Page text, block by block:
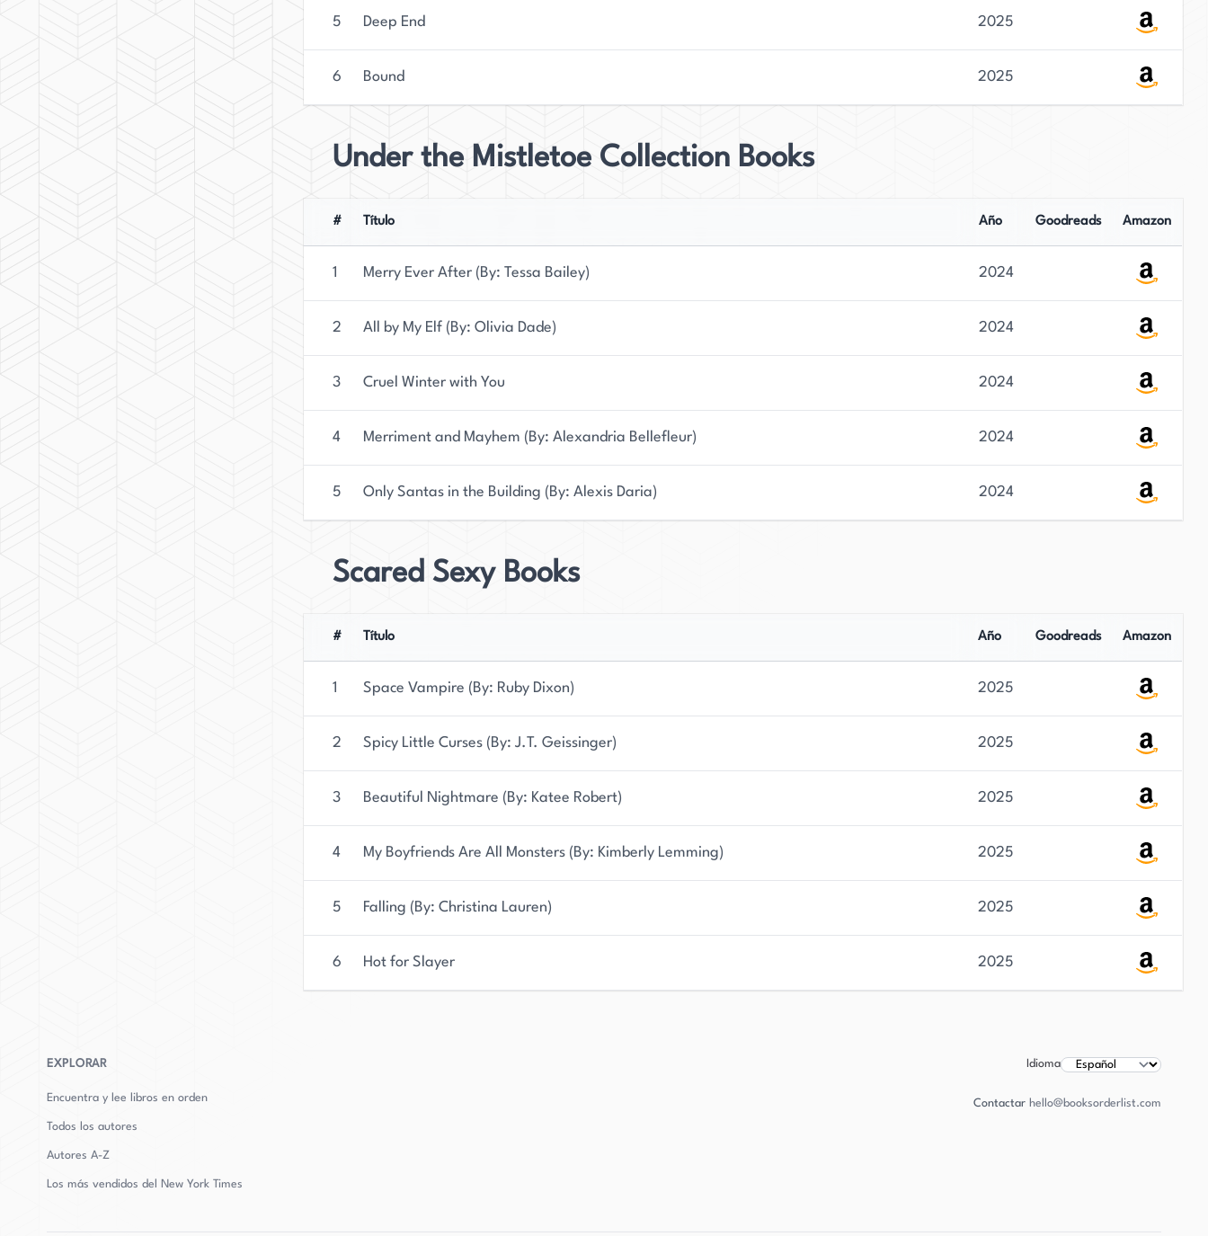
5 Deep End 2025
6 Bound 2025
Under the Mistletoe Collection Books
# Título Año Goodreads Amazon
1 Merry Ever After (By: Tessa Bailey) 2024
2 All by My Elf (By: Olivia Dade) 2024
3 Cruel Winter with You 2024
4 Merriment and Mayhem (By: Alexandria Bellefleur) 2024
5 Only Santas in the Building (By: Alexis Daria) 2024
Scared Sexy Books
# Título Año Goodreads Amazon
1 Space Vampire (By: Ruby Dixon) 2025
2 Spicy Little Curses (By: J.T. Geissinger) 2025
3 Beautiful Nightmare (By: Katee Robert) 2025
4 My Boyfriends Are All Monsters (By: Kimberly Lemming) 2025
5 Falling (By: Christina Lauren) 2025
6 Hot for Slayer 2025
EXPLORAR
Encuentra y lee libros en orden
Todos los autores
Autores A-Z
Los más vendidos del New York Times
Idioma
Contactar hello@booksorderlist.com